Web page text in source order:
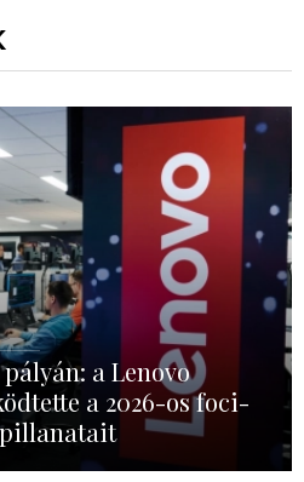
a Lenovo
a 2026-os foci-